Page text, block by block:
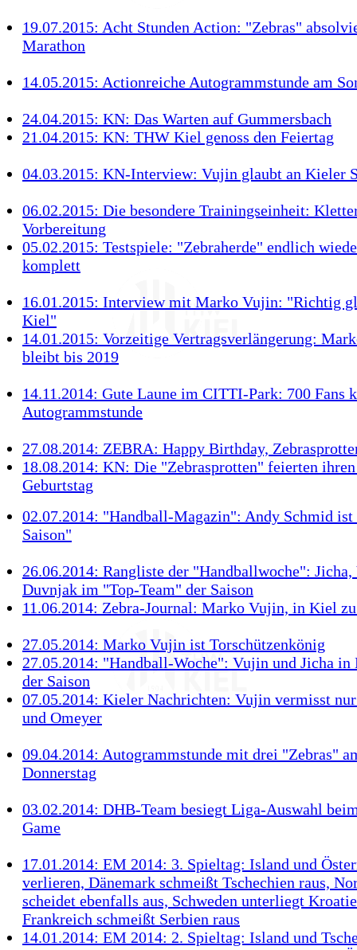
19.07.2015: Acht Stunden Action: "Zebras"
Marathon
14.05.2015: Actionreiche Autogrammstunde am
24.04.2015: KN: Das Warten auf Gummersbach
21.04.2015: KN: THW Kiel genoss den Feiertag
04.03.2015: KN-Interview: Vujin glaubt an Kieler
06.02.2015: Die besondere Trainingseinheit:
Vorbereitung
05.02.2015: Testspiele: "Zebraherde" endlich
komplett
16.01.2015: Interview mit Marko Vujin: "Richtig
Kiel"
14.01.2015: Vorzeitige Vertragsverlängerung:
bleibt bis 2019
14.11.2014: Gute Laune im CITTI-Park: 700 Fans
Autogrammstunde
27.08.2014: ZEBRA: Happy Birthday,
18.08.2014: KN: Die "Zebrasprotten" feierten
Geburtstag
02.07.2014: "Handball-Magazin": Andy Schmid
Saison"
26.06.2014: Rangliste der "Handballwoche":
Duvnjak im "Top-Team" der Saison
11.06.2014: Zebra-Journal: Marko Vujin, in Kiel zu
27.05.2014: Marko Vujin ist Torschützenkönig
27.05.2014: "Handball-Woche": Vujin und Jicha in
der Saison
07.05.2014: Kieler Nachrichten: Vujin vermisst
und Omeyer
09.04.2014: Autogrammstunde mit drei "Zebras"
Donnerstag
03.02.2014: DHB-Team besiegt Liga-Auswahl
Game
17.01.2014: EM 2014: 3. Spieltag: Island und
verlieren, Dänemark schmeißt Tschechien raus,
scheidet ebenfalls aus, Schweden unterliegt
Frankreich schmeißt Serbien raus
14.01.2014: EM 2014: 2. Spieltag: Island und